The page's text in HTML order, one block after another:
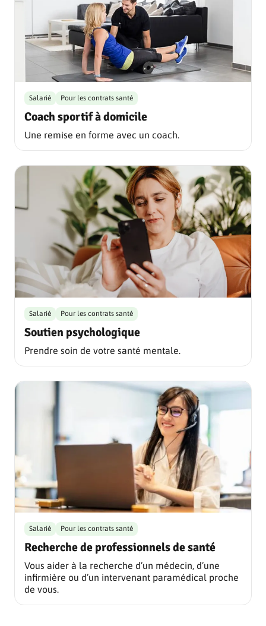
Coach sportif à domicile
Salarié Pour les contrats santé
Une remise en forme avec un coach.
Soutien psychologique
Salarié Pour les contrats santé
Prendre soin de votre santé mentale.
Recherche de professionnels de santé
Salarié Pour les contrats santé
Vous aider à la recherche d’un médecin, d’une
infirmière ou d’un intervenant paramédical proche
de vous.